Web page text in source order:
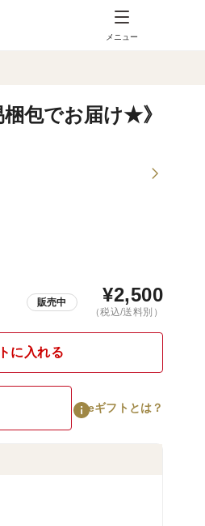
メニュー
包でお届け★》
販売中 ¥2,500
（税込/送料別）
に入れる
eギフトとは？